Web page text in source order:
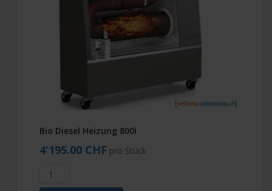
Bio Diesel Heizung 800l
4'195.00 CHF pro Stück